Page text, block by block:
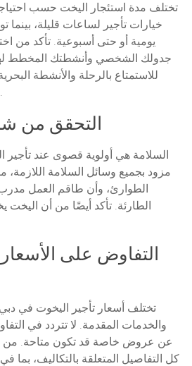
تختلف مدة استئجار اليخت حسب
خيارات تأجير لساعات قليلة،
يومية أو حتى أسبوعية. تأكد من
جدولك الشخصي وأنشطتك المخطط
للاستمتاع بالرحلة والأنشطة
كافيًا للاسترخاء في البحر.
5. التحقق من
السلامة هي أولوية قصوى عند تأجير
مزود بجميع وسائل السلامة اللازمة،
الطوارئ، وأن طاقم العمل
الطارئة. تأكد أيضًا من أن اليخت
تختلف أسعار تأجير اليخوت في
والخدمات المقدمة. لا تتردد في
عن عروض خاصة قد تكون متاحة. من
كل التفاصيل المتعلقة بالتكاليف،